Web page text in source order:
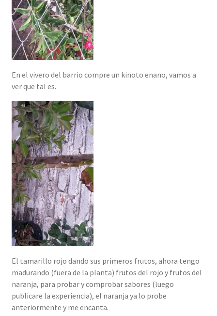
En el vivero del barrio compre un kinoto enano, vamos a
ver que tal es.
El tamarillo rojo dando sus primeros frutos, ahora tengo
madurando (fuera de la planta) frutos del rojo y frutos del
naranja, para probar y comprobar sabores (luego
publicare la experiencia), el naranja ya lo probe
anteriormente y me encanta.